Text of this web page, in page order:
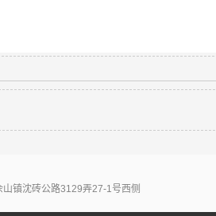
镇沈砖公路3129弄27-1号西侧